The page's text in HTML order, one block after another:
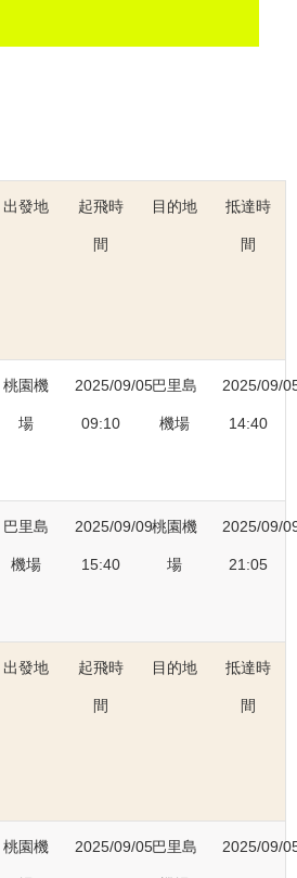
出發地 起飛時
間
目的地 抵達時
間
桃園機
場
2025/09/05
09:10
巴里島
機場
2025/09/
14:40
巴里島
機場
2025/09/09
15:40
桃園機
場
2025/09/
21:05
出發地 起飛時
間
目的地 抵達時
間
桃園機 2025/09/05巴里島 2025/09/